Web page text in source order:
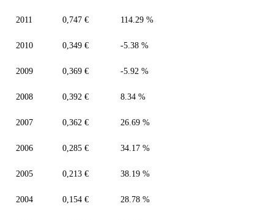
2011 0,747 € 114.29 %
2010 0,349 € -5.38 %
2009 0,369 € -5.92 %
2008 0,392 € 8.34 %
2007 0,362 € 26.69 %
2006 0,285 € 34.17 %
2005 0,213 € 38.19 %
2004 0,154 € 28.78 %